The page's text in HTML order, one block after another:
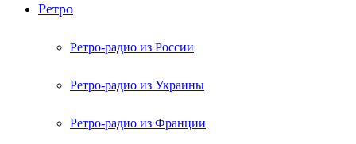
Ретро
Ретро-радио из России
Ретро-радио из Украины
Ретро-радио из Франции